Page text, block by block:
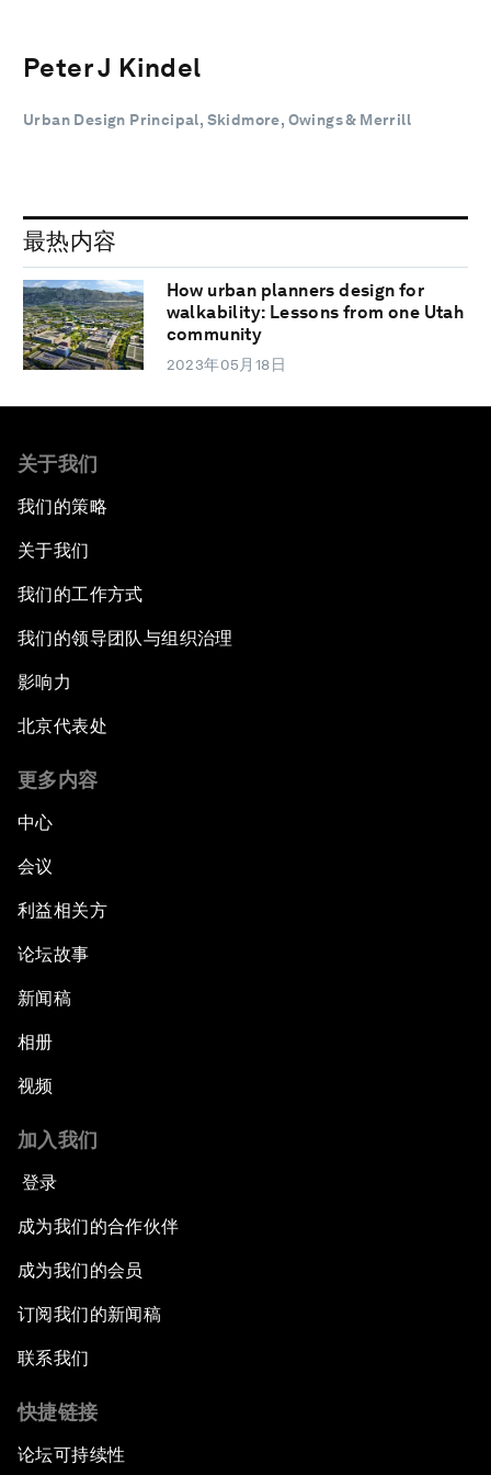
Peter J Kindel
Urban Design Principal, Skidmore, Owings & Merrill
最热内容
How urban planners design for
walkability: Lessons from one Utah
community
2023年05月18日
关于我们
我们的策略
关于我们
我们的工作方式
我们的领导团队与组织治理
影响力
北京代表处
更多内容
中心
会议
利益相关方
论坛故事
新闻稿
相册
视频
加入我们
登录
成为我们的合作伙伴
成为我们的会员
订阅我们的新闻稿
联系我们
快捷链接
论坛可持续性